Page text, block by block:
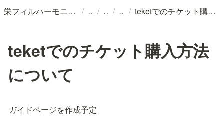
栄フィルハーモニー交響楽団 / / / / teketでのチケット購入方法について
teketでのチケット購入方法
について
ガイドページを作成予定